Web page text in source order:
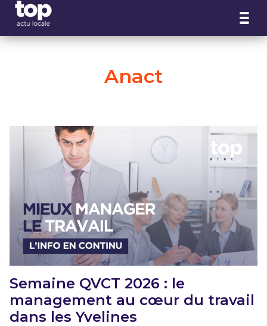
Anact
Semaine QVCT 2026 : le
management au cœur du travail
dans les Yvelines
Panneau de gestion des cookies